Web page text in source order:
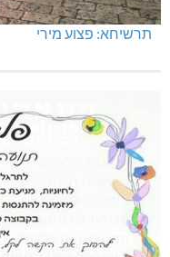
תרשיחא: פצוע מירי